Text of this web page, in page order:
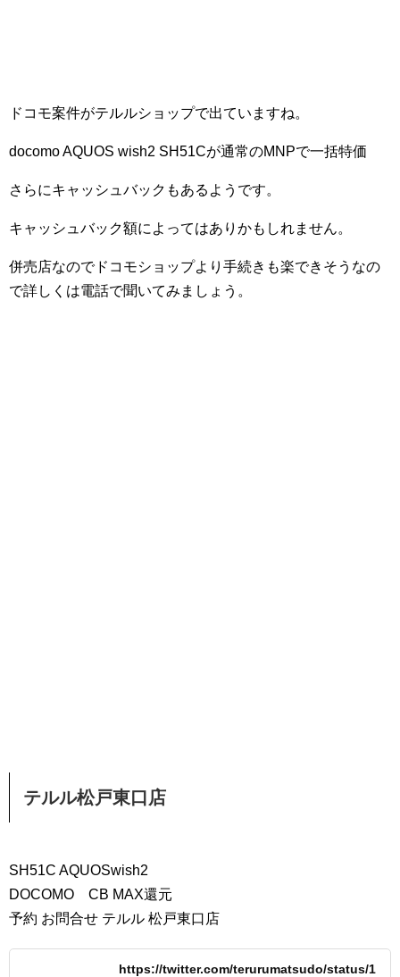
ドコモ案件がテルルショップで出ていますね。
docomo AQUOS wish2 SH51Cが通常のMNPで一括特価
さらにキャッシュバックもあるようです。
キャッシュバック額によってはありかもしれません。
併売店なのでドコモショップより手続きも楽できそうなの
で詳しくは電話で聞いてみましょう。
テルル松戸東口店
SH51C AQUOSwish2
DOCOMO CB MAX還元
予約 お問合せ テルル 松戸東口店
https://twitter.com/terurumatsudo/status/1